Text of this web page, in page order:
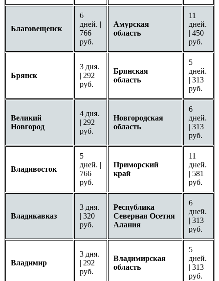
Благовещенск
6
дней. |
766
руб.
Амурская
область
11
дней.
| 450
руб.
Брянск
3 дня.
| 292
руб.
Брянская
область
5
дней.
| 313
руб.
Великий
Новгород
4 дня.
| 292
руб.
Новгородская
область
6
дней.
| 313
руб.
Владивосток
5
дней. |
766
руб.
Приморский
край
11
дней.
| 581
руб.
Владикавказ
3 дня.
| 320
руб.
Республика
Северная Осетия
Алания
6
дней.
| 313
руб.
Владимир
3 дня.
| 292
руб.
Владимирская
область
5
дней.
| 313
руб.